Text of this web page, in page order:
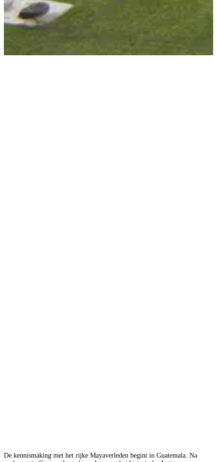
De kennismaking met het rijke Mayaverleden begint in Guatemala. Na